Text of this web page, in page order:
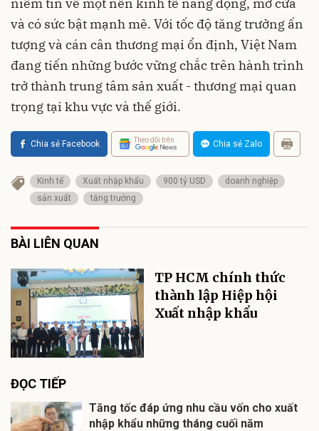
và có sức bật mạnh mẽ. Với tốc độ tăng trưởng ấn
tượng và cán cân thương mại ổn định, Việt Nam
đang tiến những bước vững chắc trên hành trình
trở thành trung tâm sản xuất - thương mại quan
trọng tại khu vực và thế giới.
Chia sẻ Facebook Theo dõi trên Chia sẻ Zalo
Kinh tế Xuất nhập khẩu 900 tỷ USD
doanh nghiệp
sản xuất
tăng trưởng
BÀI LIÊN QUAN
TP HCM chính thức
thành lập Hiệp hội
Xuất nhập khẩu
ĐỌC TIẾP
Tăng tốc đáp ứng nhu cầu vốn cho xuất
nhập khẩu những tháng cuối năm